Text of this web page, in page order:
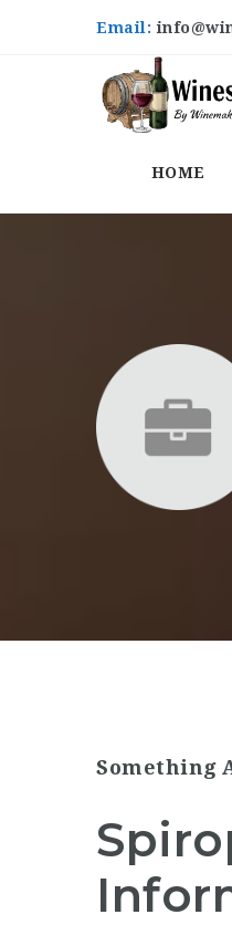
Email:
HOME
Something